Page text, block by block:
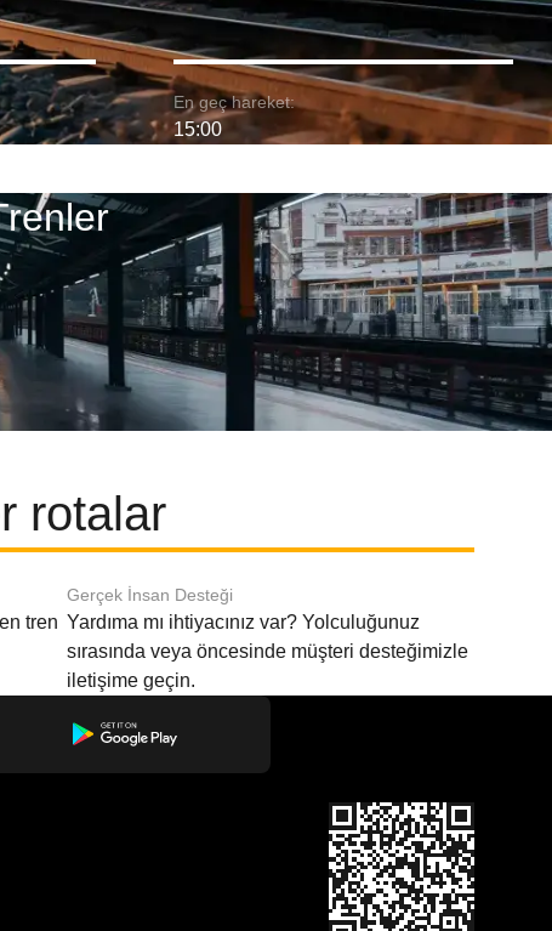
En geç hareket:
15:00
rotalar
tren
Gerçek İnsan Desteği
Yardıma mı ihtiyacınız var? Yolculuğunuz
sırasında veya öncesinde müşteri desteğimizle
iletişime geçin.